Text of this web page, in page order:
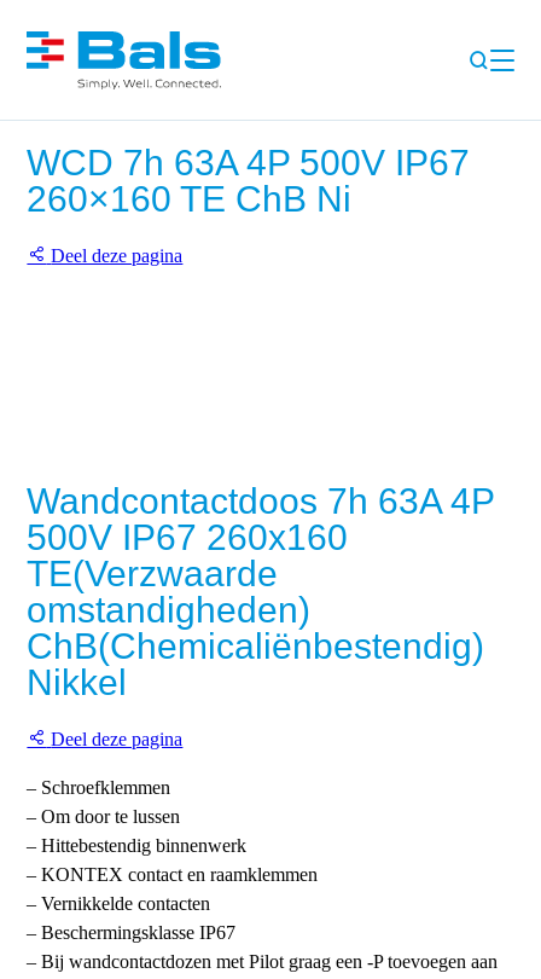
WCD 7h 63A 4P 500V IP67
260×160 TE ChB Ni
Deel deze pagina
Wandcontactdoos 7h 63A 4P
500V IP67 260x160
TE(Verzwaarde
omstandigheden)
ChB(Chemicaliënbestendig)
Nikkel
Deel deze pagina
– Schroefklemmen
– Om door te lussen
– Hittebestendig binnenwerk
– KONTEX contact en raamklemmen
– Vernikkelde contacten
– Beschermingsklasse IP67
– Bij wandcontactdozen met Pilot graag een -P toevoegen aan